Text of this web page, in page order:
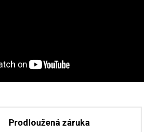
Prodloužená záruka